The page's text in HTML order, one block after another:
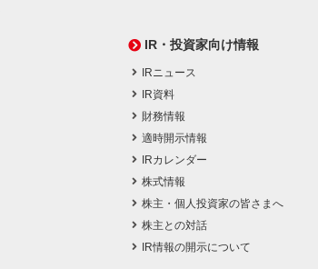
IR・投資家向け情報
IRニュース
IR資料
財務情報
適時開示情報
IRカレンダー
株式情報
株主・個人投資家の皆さまへ
株主との対話
IR情報の開示について